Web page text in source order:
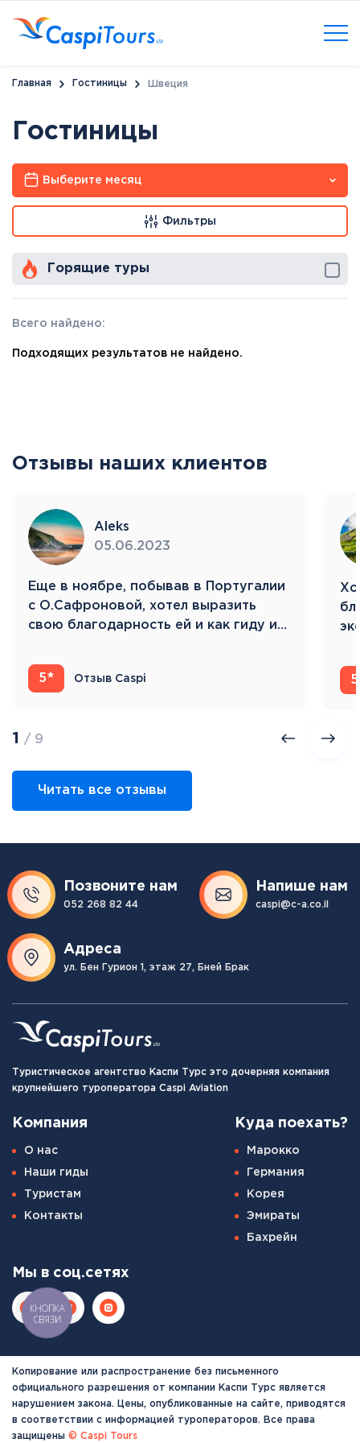
Главная Гостиницы Швеция
Гостиницы
Выберите месяц
Фильтры
Горящие туры
Всего найдено:
Подходящих результатов не найдено.
Отзывы наших клиентов
Aleks
05.06.2023
Eще в ноябре, побывав в Португалии
с О.Сафроновой, хотел выразить
свою благодарность ей и как гиду и…
5 Отзыв Caspi 5
1 / 9
Читать все отзывы
Позвоните нам
052 268 82 44
Напише нам
caspi@c-a.co.il
Адреса
ул. Бен Гурион 1, этаж 27, Бней Брак
Туристическое агентство Каспи Турс это дочерняя компания
крупнейшего туроператора Caspi Aviation
Компания
О нас
Наши гиды
Туристам
Контакты
Куда поехать?
Марокко
Германия
Корея
Эмираты
Бахрейн
Мы в соц.сетях
Копирование или распространение без письменного
официального разрешения от компании Каспи Турс является
нарушением закона. Цены, опубликованные на сайте, приводятся
в соответствии с информацией туроператоров. Все права
защищены © Caspi Tours
КНОПКА
СВЯЗИ